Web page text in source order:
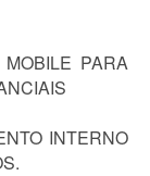
MOBILE PARA
INTERNO